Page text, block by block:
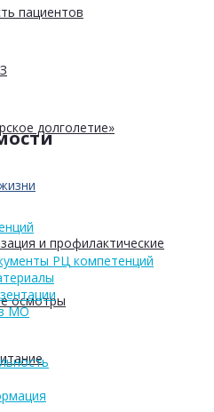
пациентов
долголетие»
и профилактические
осмотры
РЦ компетенций
МО